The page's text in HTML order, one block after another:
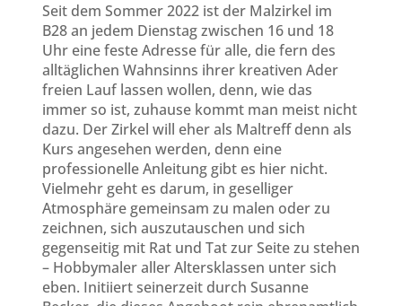
Seit dem Sommer 2022 ist der Malzirkel im
B28 an jedem Dienstag zwischen 16 und 18
Uhr eine feste Adresse für alle, die fern des
alltäglichen Wahnsinns ihrer kreativen Ader
freien Lauf lassen wollen, denn, wie das
immer so ist, zuhause kommt man meist nicht
dazu. Der Zirkel will eher als Maltreff denn als
Kurs angesehen werden, denn eine
professionelle Anleitung gibt es hier nicht.
Vielmehr geht es darum, in geselliger
Atmosphäre gemeinsam zu malen oder zu
zeichnen, sich auszutauschen und sich
gegenseitig mit Rat und Tat zur Seite zu stehen
– Hobbymaler aller Altersklassen unter sich
eben. Initiiert seinerzeit durch Susanne